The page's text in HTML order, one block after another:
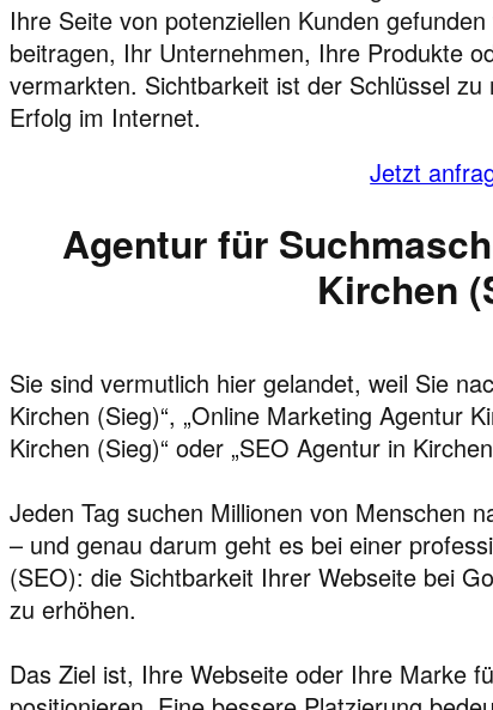
Ihre Seite von potenziellen Kunden
beitragen, Ihr Unternehmen, Ihre Produkte
vermarkten. Sichtbarkeit ist der Schlüssel
Erfolg im Internet.
Jetzt
Agentur für
Kirchen
Sie sind vermutlich hier gelandet, weil Sie
Kirchen (Sieg)“, „Online Marketing Agentur
Kirchen (Sieg)“ oder „SEO Agentur in
Jeden Tag suchen Millionen von Menschen
– und genau darum geht es bei einer
(SEO): die Sichtbarkeit Ihrer Webseite bei
zu erhöhen.
Das Ziel ist, Ihre Webseite oder Ihre Marke